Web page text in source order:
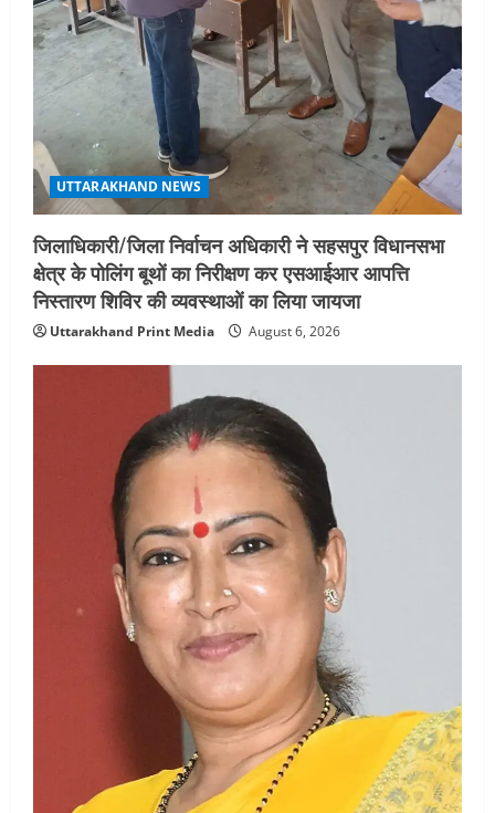
UTTARAKHAND NEWS
जिलाधिकारी/जिला निर्वाचन अधिकारी ने सहसपुर विधानसभा
क्षेत्र के पोलिंग बूथों का निरीक्षण कर एसआईआर आपत्ति
निस्तारण शिविर की व्यवस्थाओं का लिया जायजा
Uttarakhand Print Media August 6, 2026